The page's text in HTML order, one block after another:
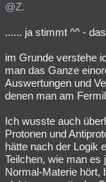
@Z.
...... ja stimmt ^^ -
im Grunde verstehe
man das Ganze
Auswertungen und
denen man am
Ich wusste auch
Protonen und
hätte nach der Logik
Teilchen, wie man es
Normal-Materie hört,